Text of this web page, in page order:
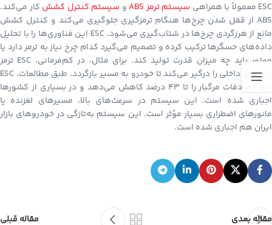
ESC معمولاً با همراهی سیستم ترمز ABS و سیستم کنترل کشش کار می‌کند.
ABS از قفل شدن چرخ‌ها هنگام ترمزگیری جلوگیری می‌کند و کنترل کشش
مانع از هرزگردی چرخ‌ها در شتاب‌گیری می‌شود. ESC این فناوری‌ها را با تحلیل
داده‌های حسگرها ترکیب کرده و تصمیم می‌گیرد کدام چرخ نیاز به ترمز دارد یا
موتور باید چه میزان قدرت تولید کند. برای مثال، در کم‌فرمانی، ESC ترمز
چرخ‌های داخلی را درگیر می‌کند تا خودرو به مسیر بازگردد. طبق مطالعات، ESC
خطر تصادفات مرگبار را تا ۴۳ درصد کاهش می‌دهد و در بسیاری از کشورها
اجباری شده است. این سیستم در سرعت‌های بالا، مسیرهای لغزنده یا
مانورهای اضطراری بسیار مؤثر است. این سیستم به‌تازگی در خودروهای بازار
ایران هم اجباری شده است.
مقاله بعدی مقاله قبلی